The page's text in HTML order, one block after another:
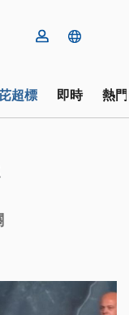
超標 即時 熱